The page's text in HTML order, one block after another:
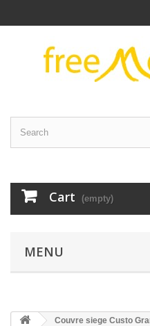
Cart (empty)
MENU
Couvre siege Custo